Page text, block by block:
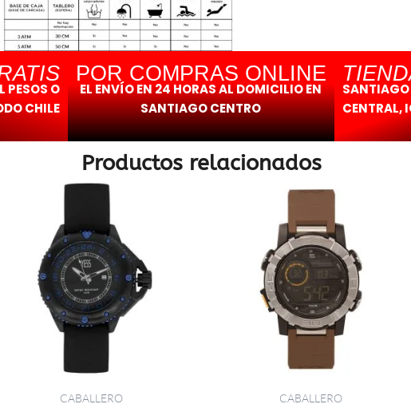
PESOS O
CHILE
POR COMPRAS ONLINE
EL ENVÍO EN 24 HORAS AL DOMICILIO EN
SANTIAGO CENTRO
CENTRAL,
Productos relacionados
CABALLERO CABALLERO